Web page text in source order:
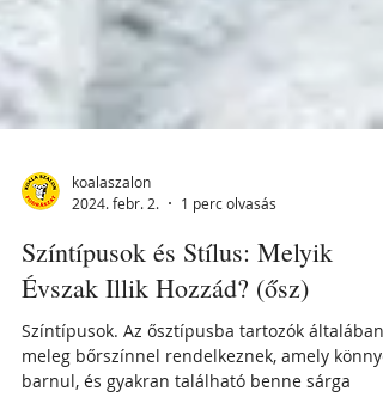
2024. febr. 2.
1 perc olvasás
Színtípusok és Stílus: Melyik
Évszak Illik Hozzád? (ősz)
Színtípusok. Az ősztípusba tartozók általában